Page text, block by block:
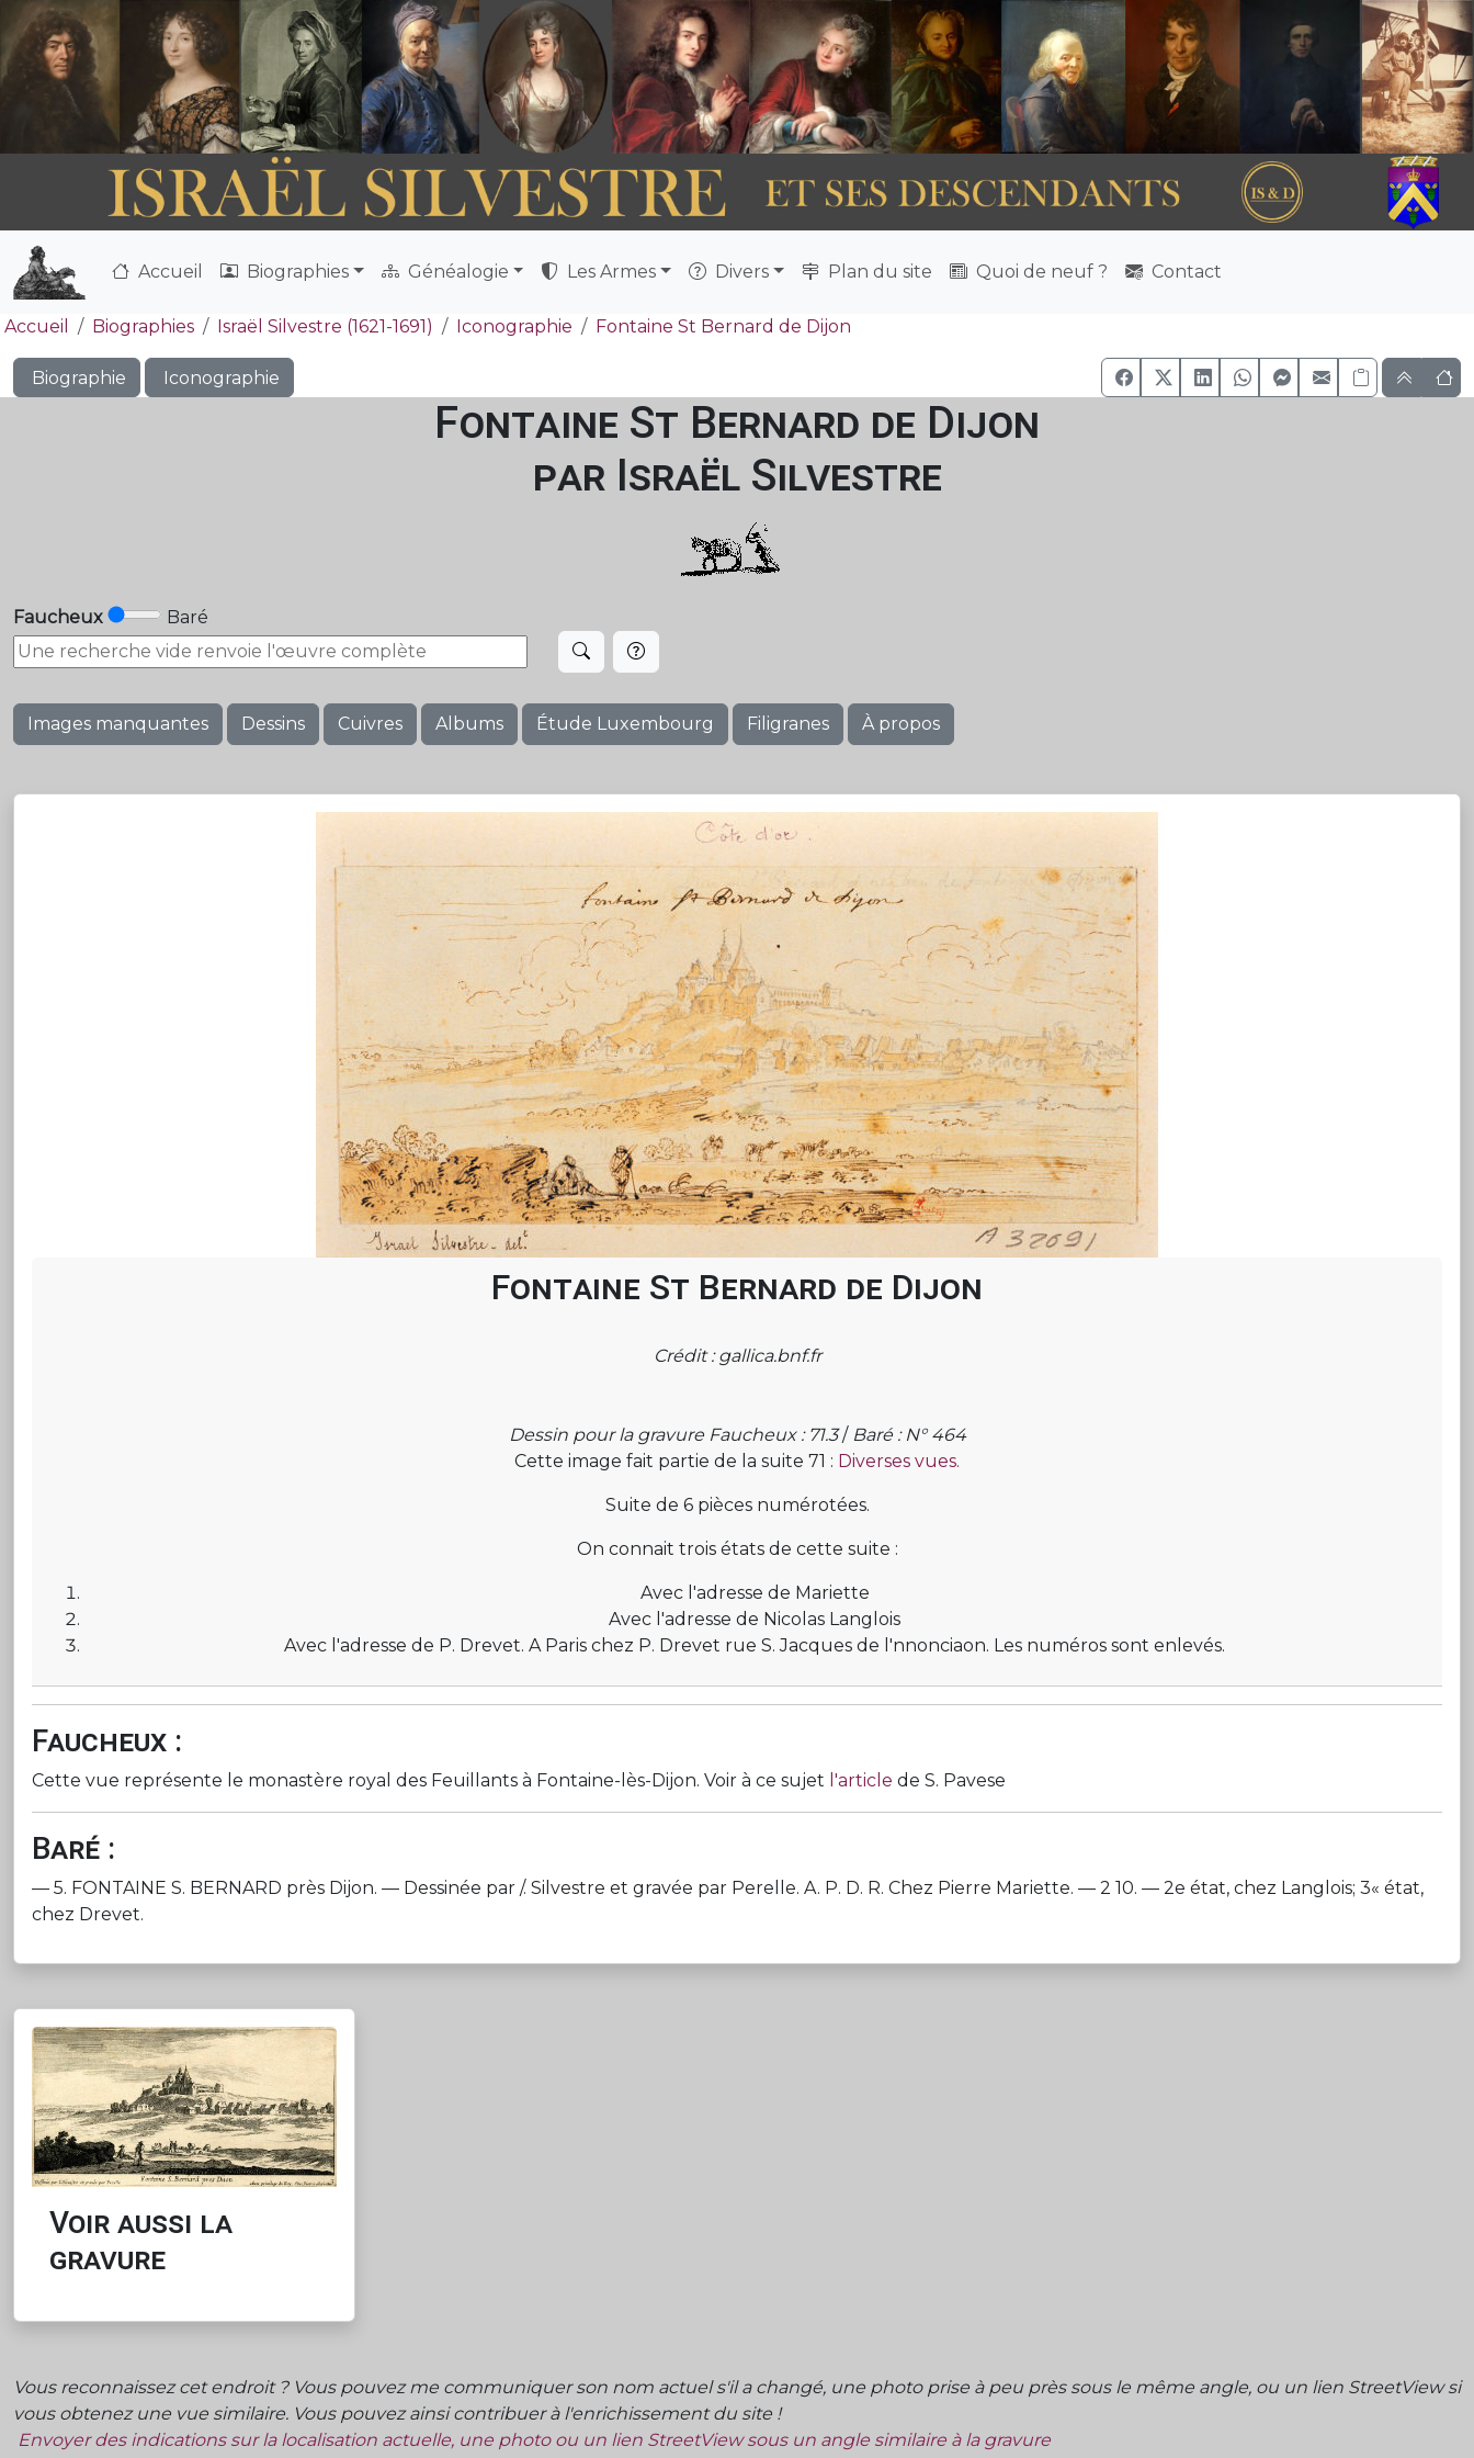
Accueil Biographies Généalogie Les Armes Divers Plan du site Quoi de neuf ? Contact
Accueil Biographies Israël Silvestre (1621-1691) Iconographie Fontaine St Bernard de Dijon
Biographie Iconographie
Fontaine St Bernard de Dijon
par Israël Silvestre
Faucheux Baré
Images manquantes Dessins Cuivres Albums Étude Luxembourg Filigranes À propos
Fontaine St Bernard de Dijon
Crédit : gallica.bnf.fr
Dessin pour la gravure Faucheux : 71.3/ Baré : N° 464
Cette image fait partie de la suite 71 : Diverses vues.
Suite de 6 pièces numérotées.
On connait trois états de cette suite :
Avec l'adresse de Mariette
Avec l'adresse de Nicolas Langlois
Avec l'adresse de P. Drevet. A Paris chez P. Drevet rue S. Jacques de l'nnonciaon. Les numéros sont enlevés.
Faucheux :
Cette vue représente le monastère royal des Feuillants à Fontaine-lès-Dijon. Voir à ce sujet l'article de S. Pavese
Baré :
— 5. FONTAINE S. BERNARD près Dijon. — Dessinée par /. Silvestre et gravée par Perelle. A. P. D. R. Chez Pierre Mariette. — 2 10. — 2e état, chez Langlois; 3« état,
chez Drevet.
Voir aussi la
gravure
Vous reconnaissez cet endroit ? Vous pouvez me communiquer son nom actuel s'il a changé, une photo prise à peu près sous le même angle, ou un lien StreetView si
vous obtenez une vue similaire. Vous pouvez ainsi contribuer à l'enrichissement du site !
Envoyer des indications sur la localisation actuelle, une photo ou un lien StreetView sous un angle similaire à la gravure